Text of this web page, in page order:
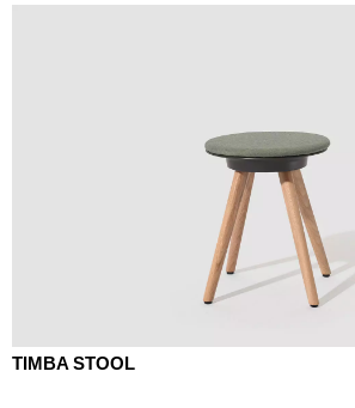
TIMBA STOOL